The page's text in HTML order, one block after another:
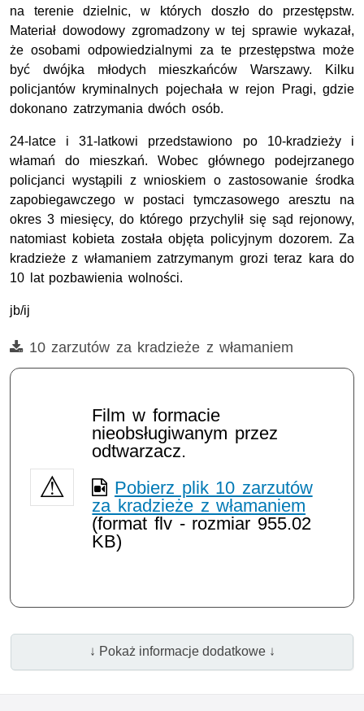
na terenie dzielnic, w których doszło do przestępstw.
Materiał dowodowy zgromadzony w tej sprawie wykazał,
że osobami odpowiedzialnymi za te przestępstwa może
być dwójka młodych mieszkańców Warszawy. Kilku
policjantów kryminalnych pojechała w rejon Pragi, gdzie
dokonano zatrzymania dwóch osób.
24-latce i 31-latkowi przedstawiono po 10-kradzieży i
włamań do mieszkań. Wobec głównego podejrzanego
policjanci wystąpili z wnioskiem o zastosowanie środka
zapobiegawczego w postaci tymczasowego aresztu na
okres 3 miesięcy, do którego przychylił się sąd rejonowy,
natomiast kobieta została objęta policyjnym dozorem. Za
kradzieże z włamaniem zatrzymanym grozi teraz kara do
10 lat pozbawienia wolności.
jb/ij
Film
10 zarzutów za kradzieże z włamaniem
Film w formacie
nieobsługiwanym przez
odtwarzacz.
Pobierz plik 10 zarzutów
za kradzieże z włamaniem
(format flv - rozmiar 955.02
KB)
↓ Pokaż informacje dodatkowe ↓